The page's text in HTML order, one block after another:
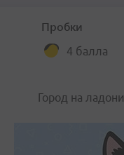
Пробки
4 балла
Город на ладони